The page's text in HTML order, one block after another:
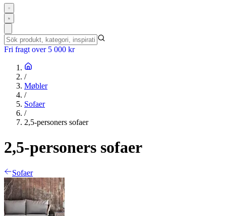
Fri fragt over 5 000 kr
/
Møbler
/
Sofaer
/
2,5-personers sofaer
2,5-personers sofaer
Sofaer